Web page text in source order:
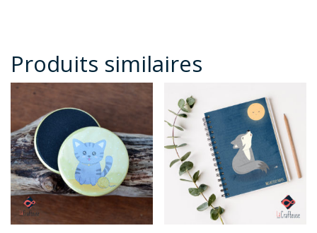
Produits similaires